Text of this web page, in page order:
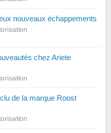
nouveaux échappements
chez Ariete
de la marque Roost